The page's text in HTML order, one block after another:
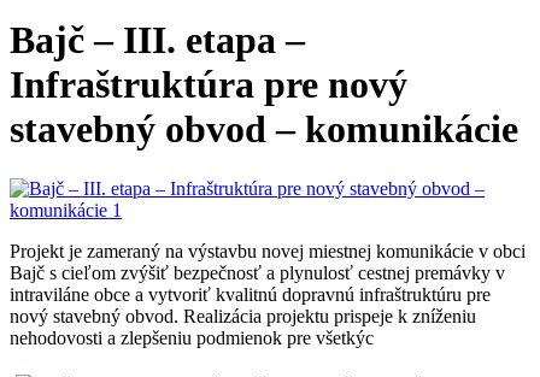
Bajč – III. etapa –
Infraštruktúra pre nový
stavebný obvod – komunikácie
Projekt je zameraný na výstavbu novej miestnej komunikácie v obci
Bajč s cieľom zvýšiť bezpečnosť a plynulosť cestnej premávky v
intraviláne obce a vytvoriť kvalitnú dopravnú infraštruktúru pre
nový stavebný obvod. Realizácia projektu prispeje k zníženiu
nehodovosti a zlepšeniu podmienok pre všetkýc